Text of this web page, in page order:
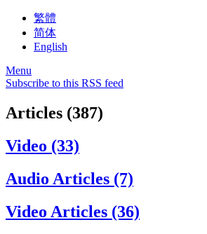
繁體
简体
English
Menu
Subscribe to this RSS feed
Articles (387)
Video (33)
Audio Articles (7)
Video Articles (36)